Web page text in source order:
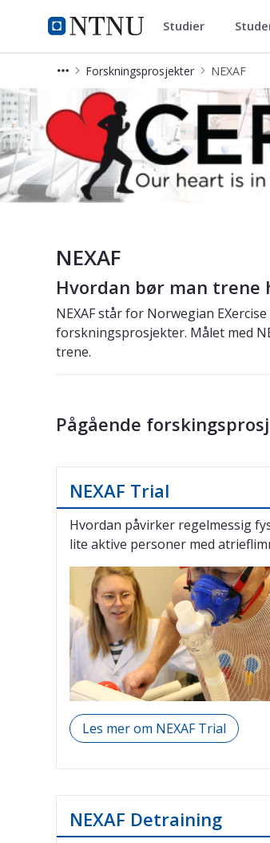
NTNU Hjemmeside
Cerg Studier
Forskningsprosjekter NEXAF
NEXAF - Norwegian
NEXAF
Hvordan bør man trene
NEXAF står for Norwegian
forskningsprosjekter. Målet med
trene.
Pågående
NEXAF Trial
Hvordan påvirker regelmessig
lite aktive personer med
Les mer om NEXAF Trial
NEXAF Detraining